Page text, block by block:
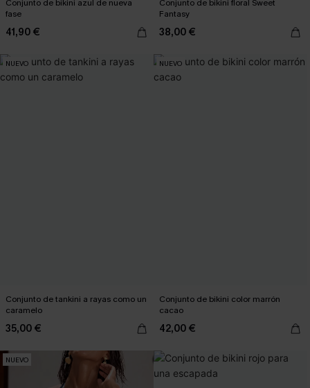
Conjunto de bikini azul de nueva
fase
41,90 €
Conjunto de bikini floral Sweet
Fantasy
38,00 €
NUEVO
Conjunto de tankini a rayas como un
caramelo
35,00 €
NUEVO
Conjunto de bikini color marrón
cacao
42,00 €
NUEVO